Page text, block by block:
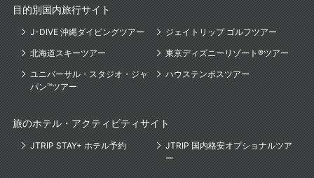
目的別国内旅行サイト
J-DIVE 沖縄ダイビングツアー
ジェイトリップ ゴルフツアー
北海道スキーツアー
東京ディズニーリゾート®ツアー
ユニバーサル・スタジオ・ジャ
パン™ツアー
ハウステンボスツアー
旅のホテル・アクティビティサイト
JTRIP STAY+ ホテル予約
JTRIP 国内格安オプショナルツア
ー